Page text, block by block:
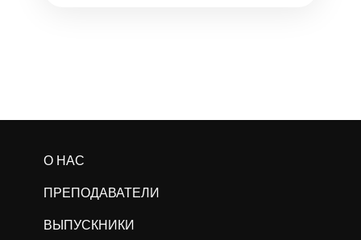
О НАС
ПРЕПОДАВАТЕЛИ
ВЫПУСКНИКИ